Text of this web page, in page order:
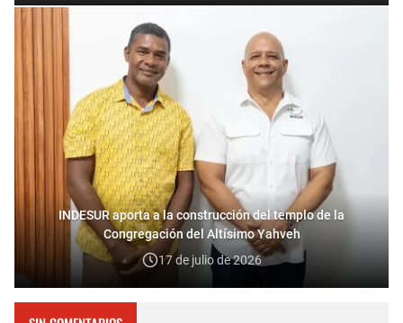
INDESUR aporta a la construcción del templo de la
Congregación del Altísimo Yahveh
17 de julio de 2026